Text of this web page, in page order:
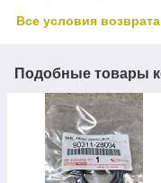
Все условия возврата
Подобные товары